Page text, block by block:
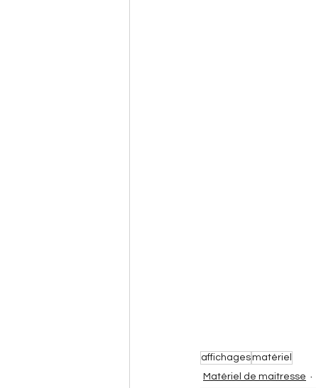
affichagesmatériel
Matériel de maitresse